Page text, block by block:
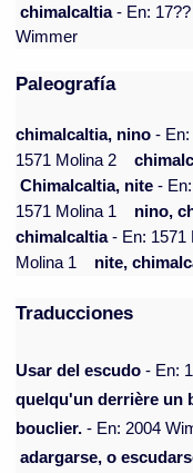
chimalcaltia- En:
Wimmer
Paleografía
chimalcaltia, nino - En:
1571 Molina 2
Chimalcaltia, nite -
1571 Molina 1
nino,
chimalcaltia- En: 1571
Molina 1
nite,
Traducciones
Usar del escudo - En:
quelqu'un derrière un
bouclier. - En: 2004
adargarse, o